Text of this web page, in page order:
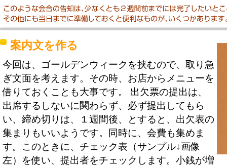
案内文を作る
今回は、ゴールデンウィークを挟むので、取り急
ぎ文面を考えます。その時、お店からメニューを
借りておくことも大事です。 出欠票の提出は、
出席するしないに関わらず、必ず提出してもら
い、締め切りは、１週間後、とすると、出欠表の
集まりもいいようです。同時に、会費も集めま
す。このときに、チェック表（サンプル↓画像
左）を使い、提出者をチェックします。小銭が増